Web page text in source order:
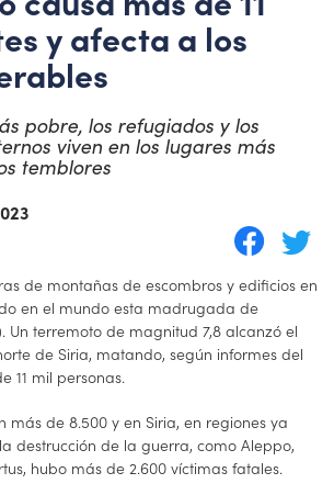
y afecta a los
pobre, los refugiados y los
viven en los lugares más
temblores
de montañas de escombros y edificios en
en el mundo esta madrugada de
Un terremoto de magnitud 7,8 alcanzó el
de Siria, matando, según informes del
11 mil personas.
más de 8.500 y en Siria, en regiones ya
destrucción de la guerra, como Aleppo,
hubo más de 2.600 víctimas fatales.